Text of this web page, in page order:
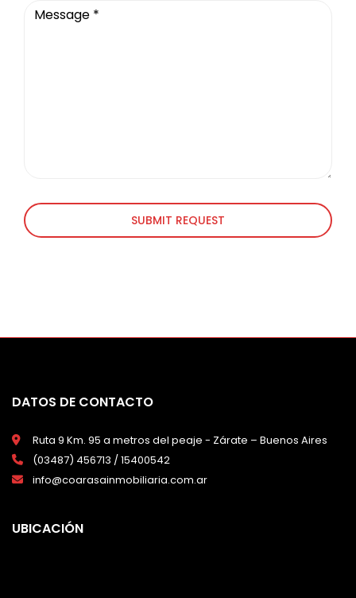
SUBMIT REQUEST
DATOS DE CONTACTO
Ruta 9 Km. 95 a metros del peaje - Zárate – Buenos Aires
(03487) 456713 / 15400542
info@coarasainmobiliaria.com.ar
UBICACIÓN